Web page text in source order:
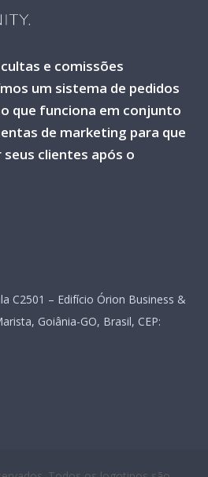
e comissões
um sistema de pedidos
que funciona em conjunto
de marketing para que
clientes após o
C2501 – Edifício Órion Business &
Goiânia-GO, Brasil, CEP: